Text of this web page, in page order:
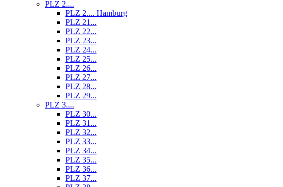
PLZ 2....
PLZ 2.... Hamburg
PLZ 21...
PLZ 22...
PLZ 23...
PLZ 24...
PLZ 25...
PLZ 26...
PLZ 27...
PLZ 28...
PLZ 29...
PLZ 3....
PLZ 30...
PLZ 31...
PLZ 32...
PLZ 33...
PLZ 34...
PLZ 35...
PLZ 36...
PLZ 37...